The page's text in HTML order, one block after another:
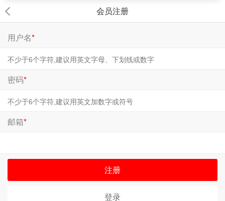
会员注册
用户名*
密码*
邮箱*
注册
登录